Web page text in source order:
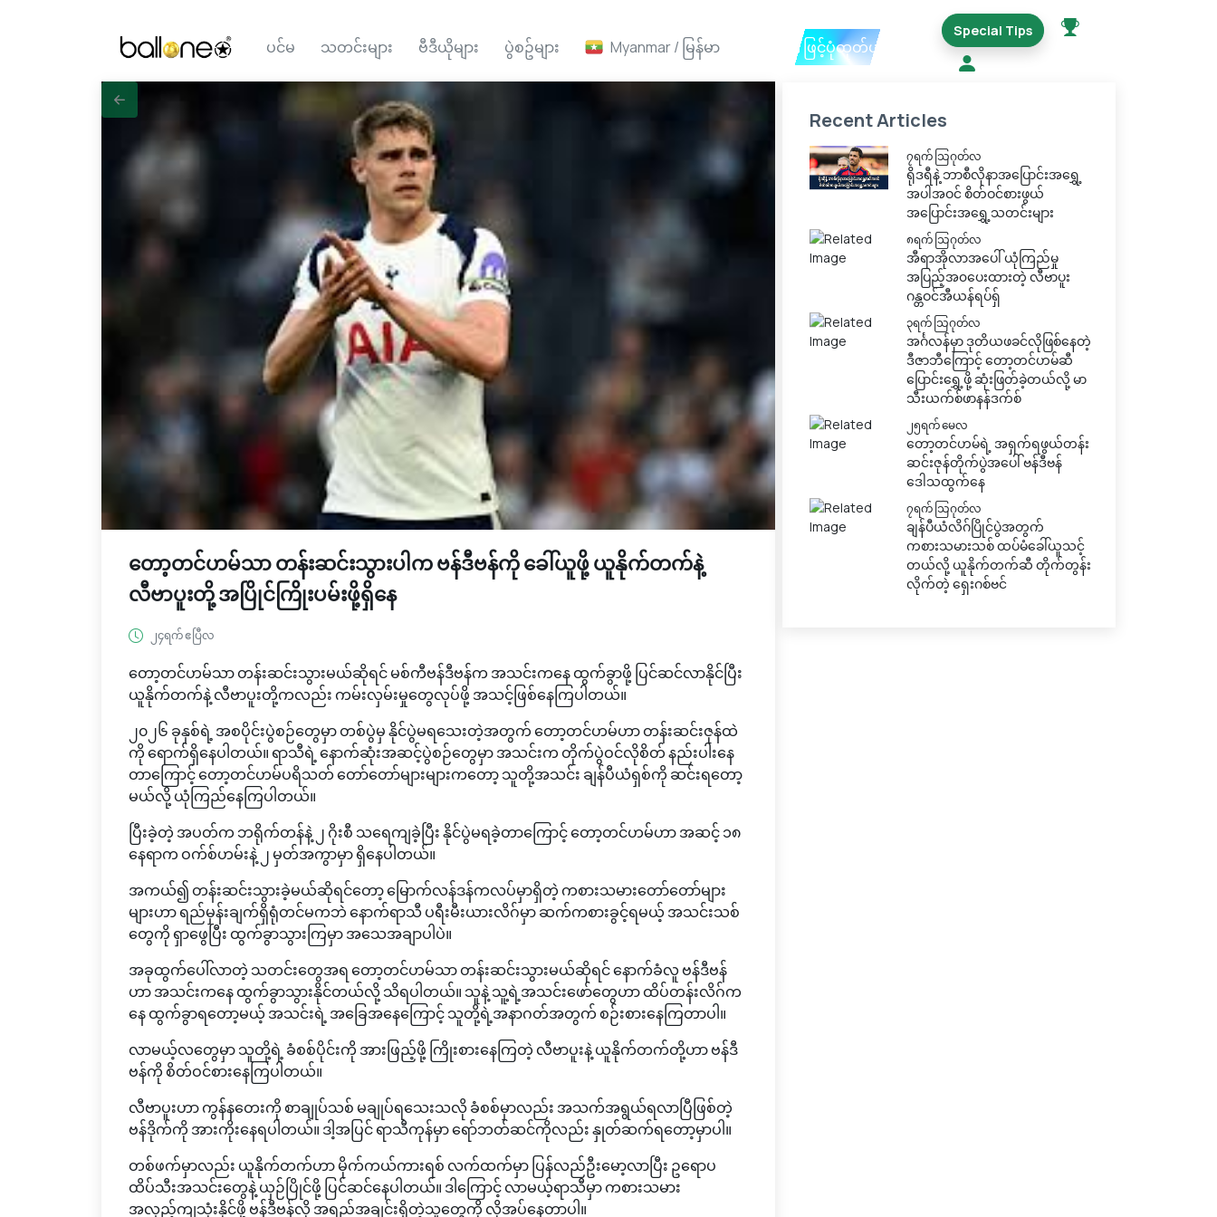
ပင်မ သတင်းများ ဗီဒီယိုများ ပွဲစဥ်များ Myanmar / မြန်မာ Ai ဖြင့်ပုံထုတ်ယူမည်
Special Tips
တော့တင်ဟမ်သာ တန်းဆင်းသွားပါက ဗန်ဒီဗန်ကို ခေါ်ယူဖို့ ယူနိုက်တက်နဲ့
လီဗာပူးတို့ အပြိုင်ကြိုးပမ်းဖို့ရှိနေ
၂၄ရက် ဧပြီလ
တော့တင်ဟမ်သာ တန်းဆင်းသွားမယ်ဆိုရင် မစ်ကီဗန်ဒီဗန်က အသင်းကနေ ထွက်ခွာဖို့ ပြင်ဆင်လာနိုင်ပြီး
ယူနိုက်တက်နဲ့ လီဗာပူးတို့ကလည်း ကမ်းလှမ်းမှုတွေလုပ်ဖို့ အသင့်ဖြစ်နေကြပါတယ်။
၂၀၂၆ ခုနှစ်ရဲ့ အစပိုင်းပွဲစဉ်တွေမှာ တစ်ပွဲမှ နိုင်ပွဲမရသေးတဲ့အတွက် တော့တင်ဟမ်ဟာ တန်းဆင်းဇုန်ထဲ
ကို ရောက်ရှိနေပါတယ်။ ရာသီရဲ့ နောက်ဆုံးအဆင့်ပွဲစဉ်တွေမှာ အသင်းက တိုက်ပွဲဝင်လိုစိတ် နည်းပါးနေ
တာကြောင့် တော့တင်ဟမ်ပရိသတ် တော်တော်များများကတော့ သူတို့အသင်း ချန်ပီယံရှစ်ကို ဆင်းရတော့
မယ်လို့ ယုံကြည်နေကြပါတယ်။
ပြီးခဲ့တဲ့ အပတ်က ဘရိုက်တန်နဲ့ ၂ ဂိုးစီ သရေကျခဲ့ပြီး နိုင်ပွဲမရခဲ့တာကြောင့် တော့တင်ဟမ်ဟာ အဆင့် ၁၈
နေရာက ဝက်စ်ဟမ်းနဲ့ ၂ မှတ်အကွာမှာ ရှိနေပါတယ်။
အကယ်၍ တန်းဆင်းသွားခဲ့မယ်ဆိုရင်တော့ မြောက်လန်ဒန်ကလပ်မှာရှိတဲ့ ကစားသမားတော်တော်များ
များဟာ ရည်မှန်းချက်ရှိရုံတင်မကဘဲ နောက်ရာသီ ပရီးမီးယားလိဂ်မှာ ဆက်ကစားခွင့်ရမယ့် အသင်းသစ်
တွေကို ရှာဖွေပြီး ထွက်ခွာသွားကြမှာ အသေအချာပါပဲ။
အခုထွက်ပေါ်လာတဲ့ သတင်းတွေအရ တော့တင်ဟမ်သာ တန်းဆင်းသွားမယ်ဆိုရင် နောက်ခံလူ ဗန်ဒီဗန်
ဟာ အသင်းကနေ ထွက်ခွာသွားနိုင်တယ်လို့ သိရပါတယ်။ သူနဲ့ သူ့ရဲ့အသင်းဖော်တွေဟာ ထိပ်တန်းလိဂ်က
နေ ထွက်ခွာရတော့မယ့် အသင်းရဲ့ အခြေအနေကြောင့် သူတို့ရဲ့အနာဂတ်အတွက် စဉ်းစားနေကြတာပါ။
လာမယ့်လတွေမှာ သူတို့ရဲ့ ခံစစ်ပိုင်းကို အားဖြည့်ဖို့ ကြိုးစားနေကြတဲ့ လီဗာပူးနဲ့ ယူနိုက်တက်တို့ဟာ ဗန်ဒီ
ဗန်ကို စိတ်ဝင်စားနေကြပါတယ်။
လီဗာပူးဟာ ကွန်နတေးကို စာချုပ်သစ် မချုပ်ရသေးသလို ခံစစ်မှာလည်း အသက်အရွယ်ရလာပြီဖြစ်တဲ့
ဗန်ဒိုက်ကို အားကိုးနေရပါတယ်။ ဒါ့အပြင် ရာသီကုန်မှာ ရော်ဘတ်ဆင်ကိုလည်း နှုတ်ဆက်ရတော့မှာပါ။
တစ်ဖက်မှာလည်း ယူနိုက်တက်ဟာ မိုက်ကယ်ကားရစ် လက်ထက်မှာ ပြန်လည်ဦးမော့လာပြီး ဥရောပ
ထိပ်သီးအသင်းတွေနဲ့ ယှဉ်ပြိုင်ဖို့ ပြင်ဆင်နေပါတယ်။ ဒါကြောင့် လာမယ့်ရာသီမှာ ကစားသမား
အလှည့်ကျသုံးနိုင်ဖို့ ဗန်ဒီဗန်လို အရည်အချင်းရှိတဲ့သူတွေကို လိုအပ်နေတာပါ။
Recent Articles
၇ရက် သြဂုတ်လ
ရိုဒရီနဲ့ ဘာစီလိုနာအပြောင်းအရွှေ့
အပါအဝင် စိတ်ဝင်စားဖွယ်
အပြောင်းအရွှေ့သတင်းများ
၈ရက် သြဂုတ်လ
အီရာအိုလာအပေါ် ယုံကြည်မှု
အပြည့်အ၀ပေးထားတဲ့ လီဗာပူး
ဂန္တဝင်အီယန်ရပ်ရှ်
၃ရက် သြဂုတ်လ
အင်္ဂလန်မှာ ဒုတိယဖခင်လိုဖြစ်နေတဲ့
ဒီဇာဘီကြောင့် တော့တင်ဟမ်ဆီ
ပြောင်းရွှေ့ဖို့ ဆုံးဖြတ်ခဲ့တယ်လို့ မာ
သီးယက်စ်ဖာနန်ဒက်စ်
၂၅ရက် မေလ
တော့တင်ဟမ်ရဲ့ အရှက်ရဖွယ်တန်း
ဆင်းဇုန်တိုက်ပွဲအပေါ် ဗန်ဒီဗန်
ဒေါသထွက်နေ
၇ရက် သြဂုတ်လ
ချန်ပီယံလိဂ်ပြိုင်ပွဲအတွက်
ကစားသမားသစ် ထပ်မံခေါ်ယူသင့်
တယ်လို့ ယူနိုက်တက်ဆီ တိုက်တွန်း
လိုက်တဲ့ ရှေးဂစ်ဗင်